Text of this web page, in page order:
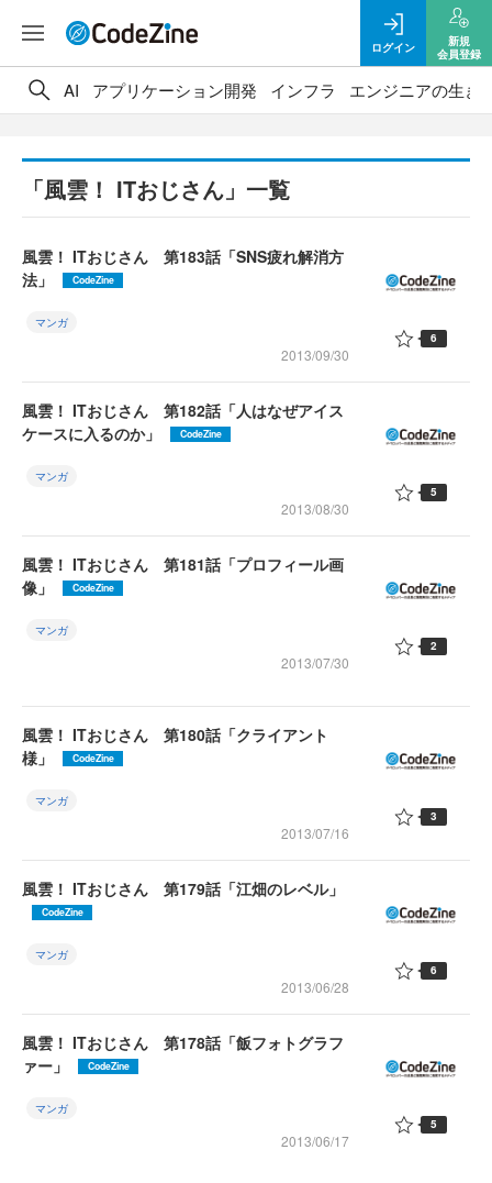
ログイン
新規
会員登録
AI アプリケーション開発 インフラ エンジニアの生き
「風雲！ ITおじさん」一覧
風雲！ ITおじさん 第183話「SNS疲れ解消方
法」
CodeZine
マンガ
2013/09/30
6
風雲！ ITおじさん 第182話「人はなぜアイス
ケースに入るのか」
CodeZine
マンガ
2013/08/30
5
風雲！ ITおじさん 第181話「プロフィール画
像」
CodeZine
マンガ
2013/07/30
2
風雲！ ITおじさん 第180話「クライアント
様」
CodeZine
マンガ
2013/07/16
3
風雲！ ITおじさん 第179話「江畑のレベル」
CodeZine
マンガ
2013/06/28
6
風雲！ ITおじさん 第178話「飯フォトグラフ
ァー」
CodeZine
マンガ
2013/06/17
5